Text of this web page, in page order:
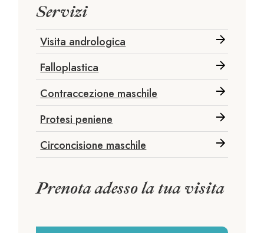
Servizi
Visita andrologica
Falloplastica
Contraccezione maschile
Protesi peniene
Circoncisione maschile
Prenota adesso la tua visita